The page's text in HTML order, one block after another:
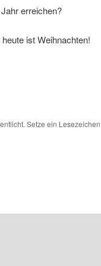
erreichen?
ist Weihnachten!
Setze ein